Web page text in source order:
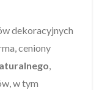
dekoracyjnych
ceniony
,
w tym